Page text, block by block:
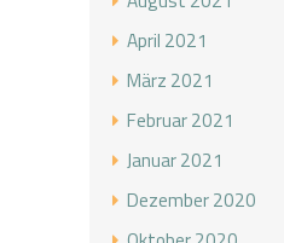
April 2021
März 2021
Februar 2021
Januar 2021
Dezember 2020